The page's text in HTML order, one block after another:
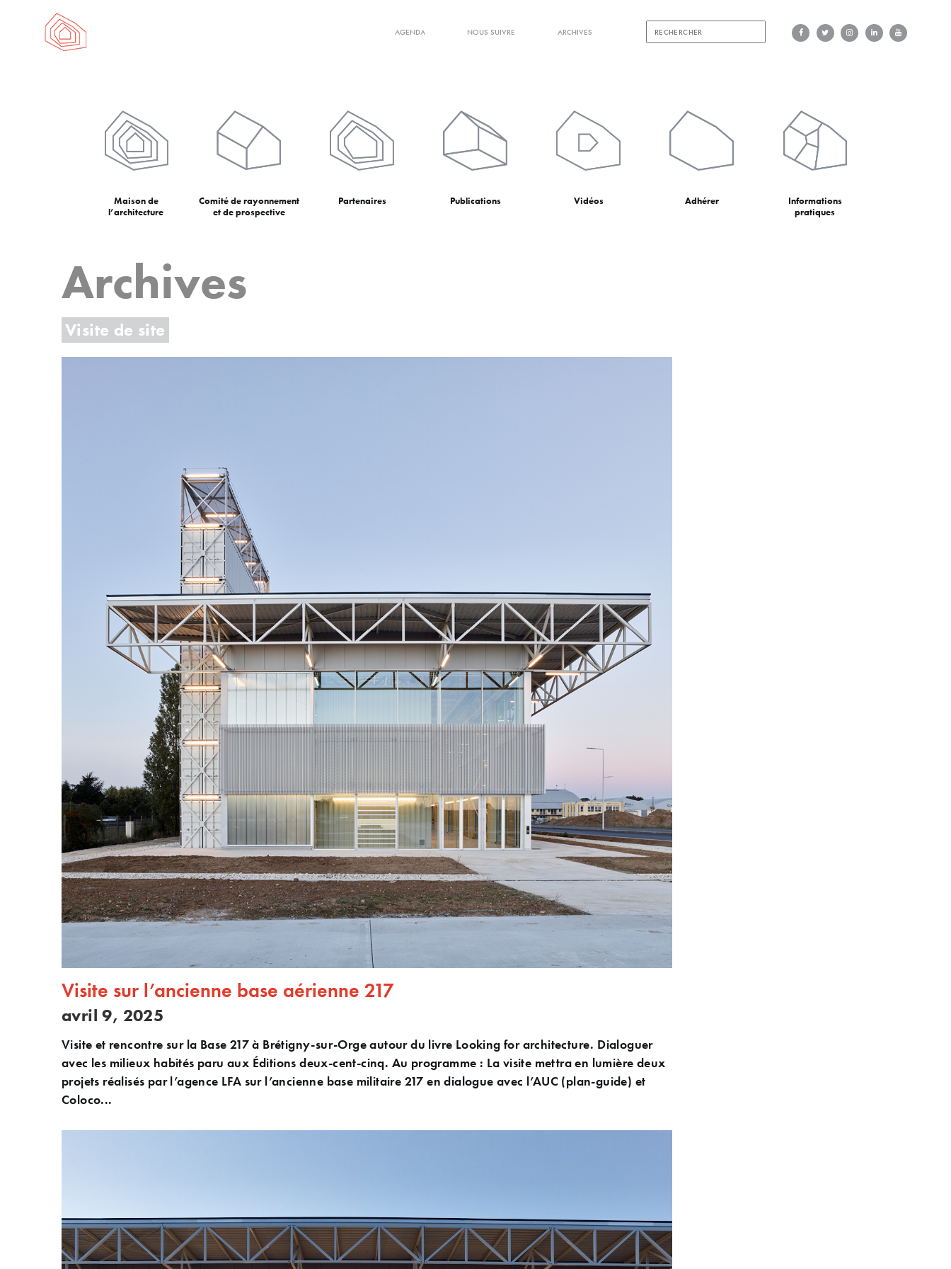
AGENDA NOUS SUIVRE ARCHIVES
Maison de
l’architecture
Comité de rayonnement
et de prospective
Partenaires Publications Vidéos Adhérer
Informations
pratiques
Archives
Visite de site
Visite sur l’ancienne base aérienne 217
avril 9, 2025
Visite et rencontre sur la Base 217 à Brétigny-sur-Orge autour du livre Looking for architecture. Dialoguer
avec les milieux habités paru aux Éditions deux-cent-cinq. Au programme : La visite mettra en lumière deux
projets réalisés par l’agence LFA sur l’ancienne base militaire 217 en dialogue avec l’AUC (plan-guide) et
Coloco...